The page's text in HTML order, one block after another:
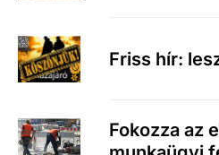
Friss hír:
Fokozza az